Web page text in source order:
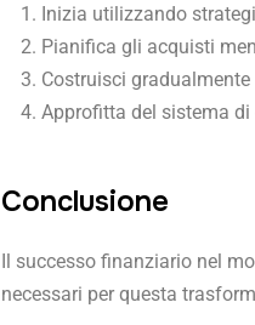
Inizia utilizzando
Pianifica gli acquisti
Costruisci
Approfitta del sistema
Conclusione
Il successo finanziario nel
necessari per questa